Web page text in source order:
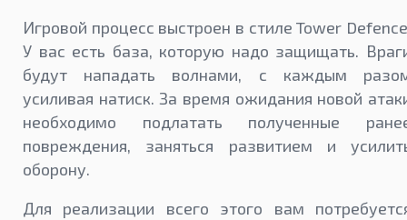
Игровой процесс выстроен в стиле Tower
У вас есть база, которую надо защищать.
будут нападать волнами, с каждым
усиливая натиск. За время ожидания новой
необходимо подлатать полученные
повреждения, заняться развитием и
оборону.
Для реализации всего этого вам